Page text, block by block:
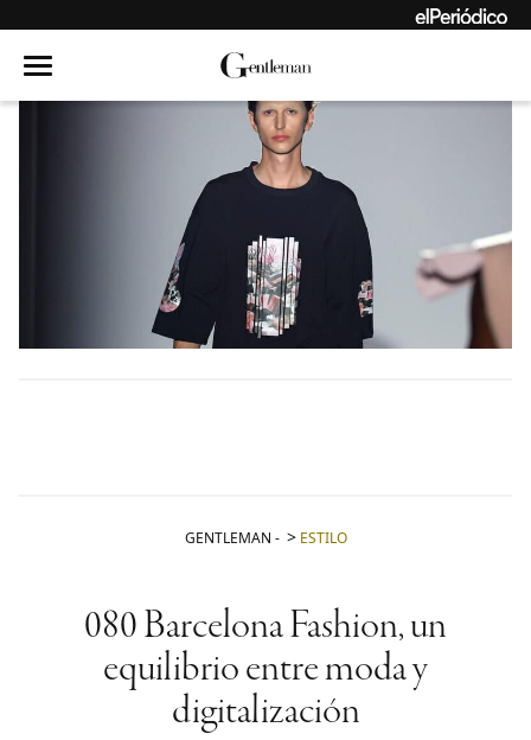
GENTLEMAN - ESTILO
080 Barcelona Fashion, un
equilibrio entre moda y
digitalización